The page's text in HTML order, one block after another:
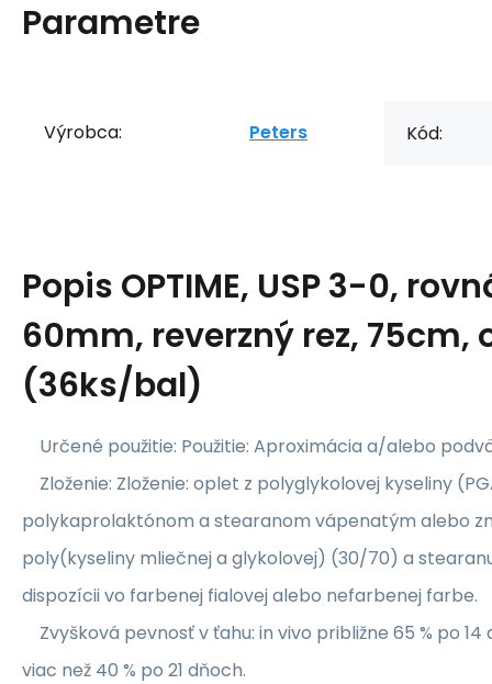
Parametre
Výrobca: Peters Kód:
Popis OPTIME, USP 3-0,
60mm, reverzný rez, 75cm,
(36ks/bal)
Určené použitie: Použitie: Aproximácia a/alebo
Zloženie: Zloženie: oplet z polyglykolovej kyseliny
polykaprolaktónom a stearanom vápenatým alebo
poly(kyseliny mliečnej a glykolovej) (30/70) a
dispozícii vo farbenej fialovej alebo nefarbenej farbe.
Zvyšková pevnosť v ťahu: in vivo približne 65 % po
viac než 40 % po 21 dňoch.